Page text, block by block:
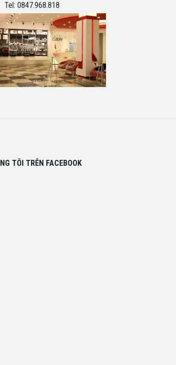
Tel: 0847.968.818
TÔI TRÊN FACEBOOK